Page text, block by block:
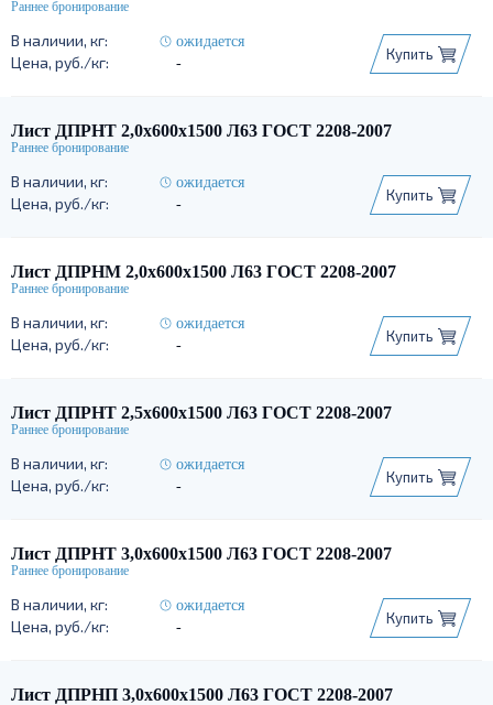
ожидается
-
Купить
Лист ДПРНТ 2,0х600х1500 Л63 ГОСТ 2208-2007
ожидается
-
Купить
Лист ДПРНМ 2,0х600х1500 Л63 ГОСТ 2208-2007
ожидается
-
Купить
Лист ДПРНТ 2,5х600х1500 Л63 ГОСТ 2208-2007
ожидается
-
Купить
Лист ДПРНТ 3,0х600х1500 Л63 ГОСТ 2208-2007
ожидается
-
Купить
Лист ДПРНП 3,0х600х1500 Л63 ГОСТ 2208-2007